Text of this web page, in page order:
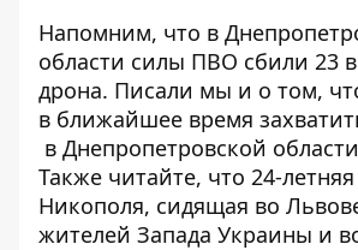
Напомним, что в
области силы ПВО сбили 23
дрона. Писали мы и о том,
в ближайшее время
в Днепропетровской
Также читайте, что 24-
Никополя, сидящая во
жителей Запада Украины и